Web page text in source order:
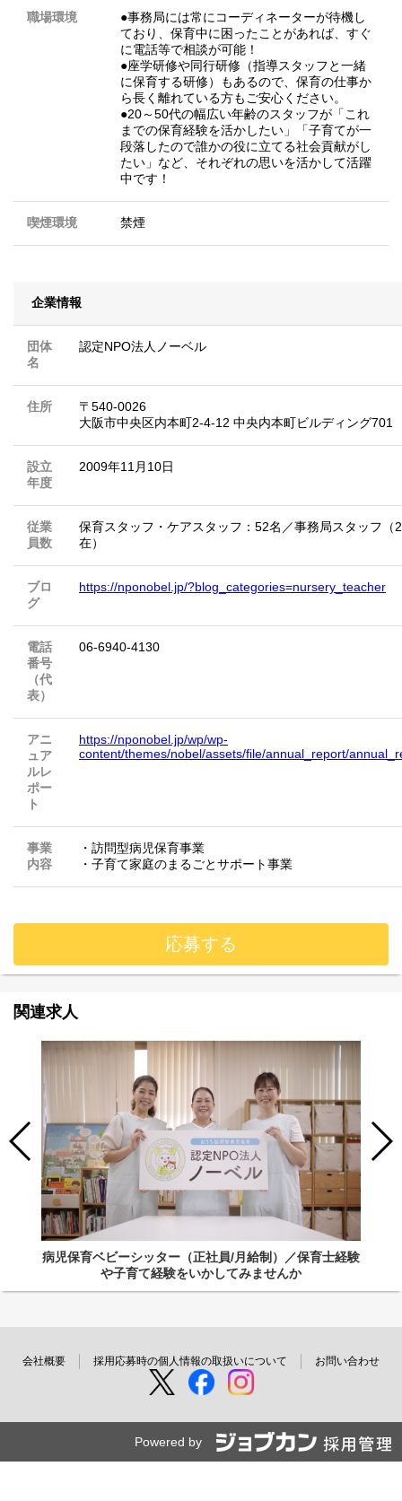
職場環境
●事務局には常にコーディネーターが待機し
ており、保育中に困ったことがあれば、すぐ
に電話等で相談が可能！
●座学研修や同行研修（指導スタッフと一緒
に保育する研修）もあるので、保育の仕事か
ら長く離れている方もご安心ください。
●20～50代の幅広い年齢のスタッフが「これ
までの保育経験を活かしたい」「子育てが一
段落したので誰かの役に立てる社会貢献がし
たい」など、それぞれの思いを活かして活躍
中です！
喫煙環境 禁煙
企業情報
団体
名
認定NPO法人ノーベル
住所
〒540-0026
大阪市中央区内本町2-4-12 中央内本町ビルディング701
設立
年度
2009年11月10日
従業
員数
保育スタッフ・ケアスタッフ：52名／事務局スタッフ（
在）
ブロ
グ
https://nponobel.jp/?blog_categories=nursery_teacher
電話
番号
（代
表）
06-6940-4130
アニ
ュア
ルレ
ポー
ト
https://nponobel.jp/wp/wp-
content/themes/nobel/assets/file/annual_report/
事業
内容
・訪問型病児保育事業
・子育て家庭のまるごとサポート事業
応募する
関連求人
病児保育ベビーシッター（正社員/月給制）／保育士経験
や子育て経験をいかしてみませんか
会社概要 採用応募時の個人情報の取扱いについて お問い合わせ
Powered by